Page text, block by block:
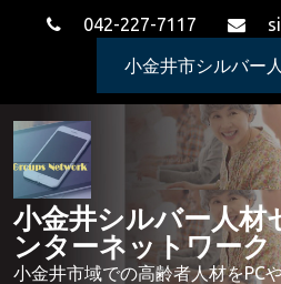
042-227-7117
小金井市シルバー
小金井シルバー人材
ンターネットワーク
小金井市域での高齢者人材をPC